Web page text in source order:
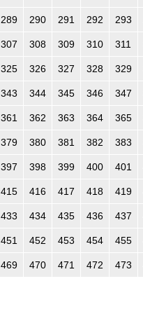
289 290 291 292 293
307 308 309 310 311
325 326 327 328 329
343 344 345 346 347
361 362 363 364 365
379 380 381 382 383
397 398 399 400 401
415 416 417 418 419
433 434 435 436 437
451 452 453 454 455
469 470 471 472 473